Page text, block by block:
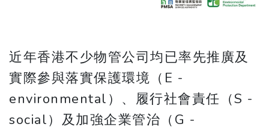
近年香港不少物管公司均已率先推廣及
實際參與落實保護環境（E -
environmental）、履行社會責任（S -
social）及加強企業管治（G -